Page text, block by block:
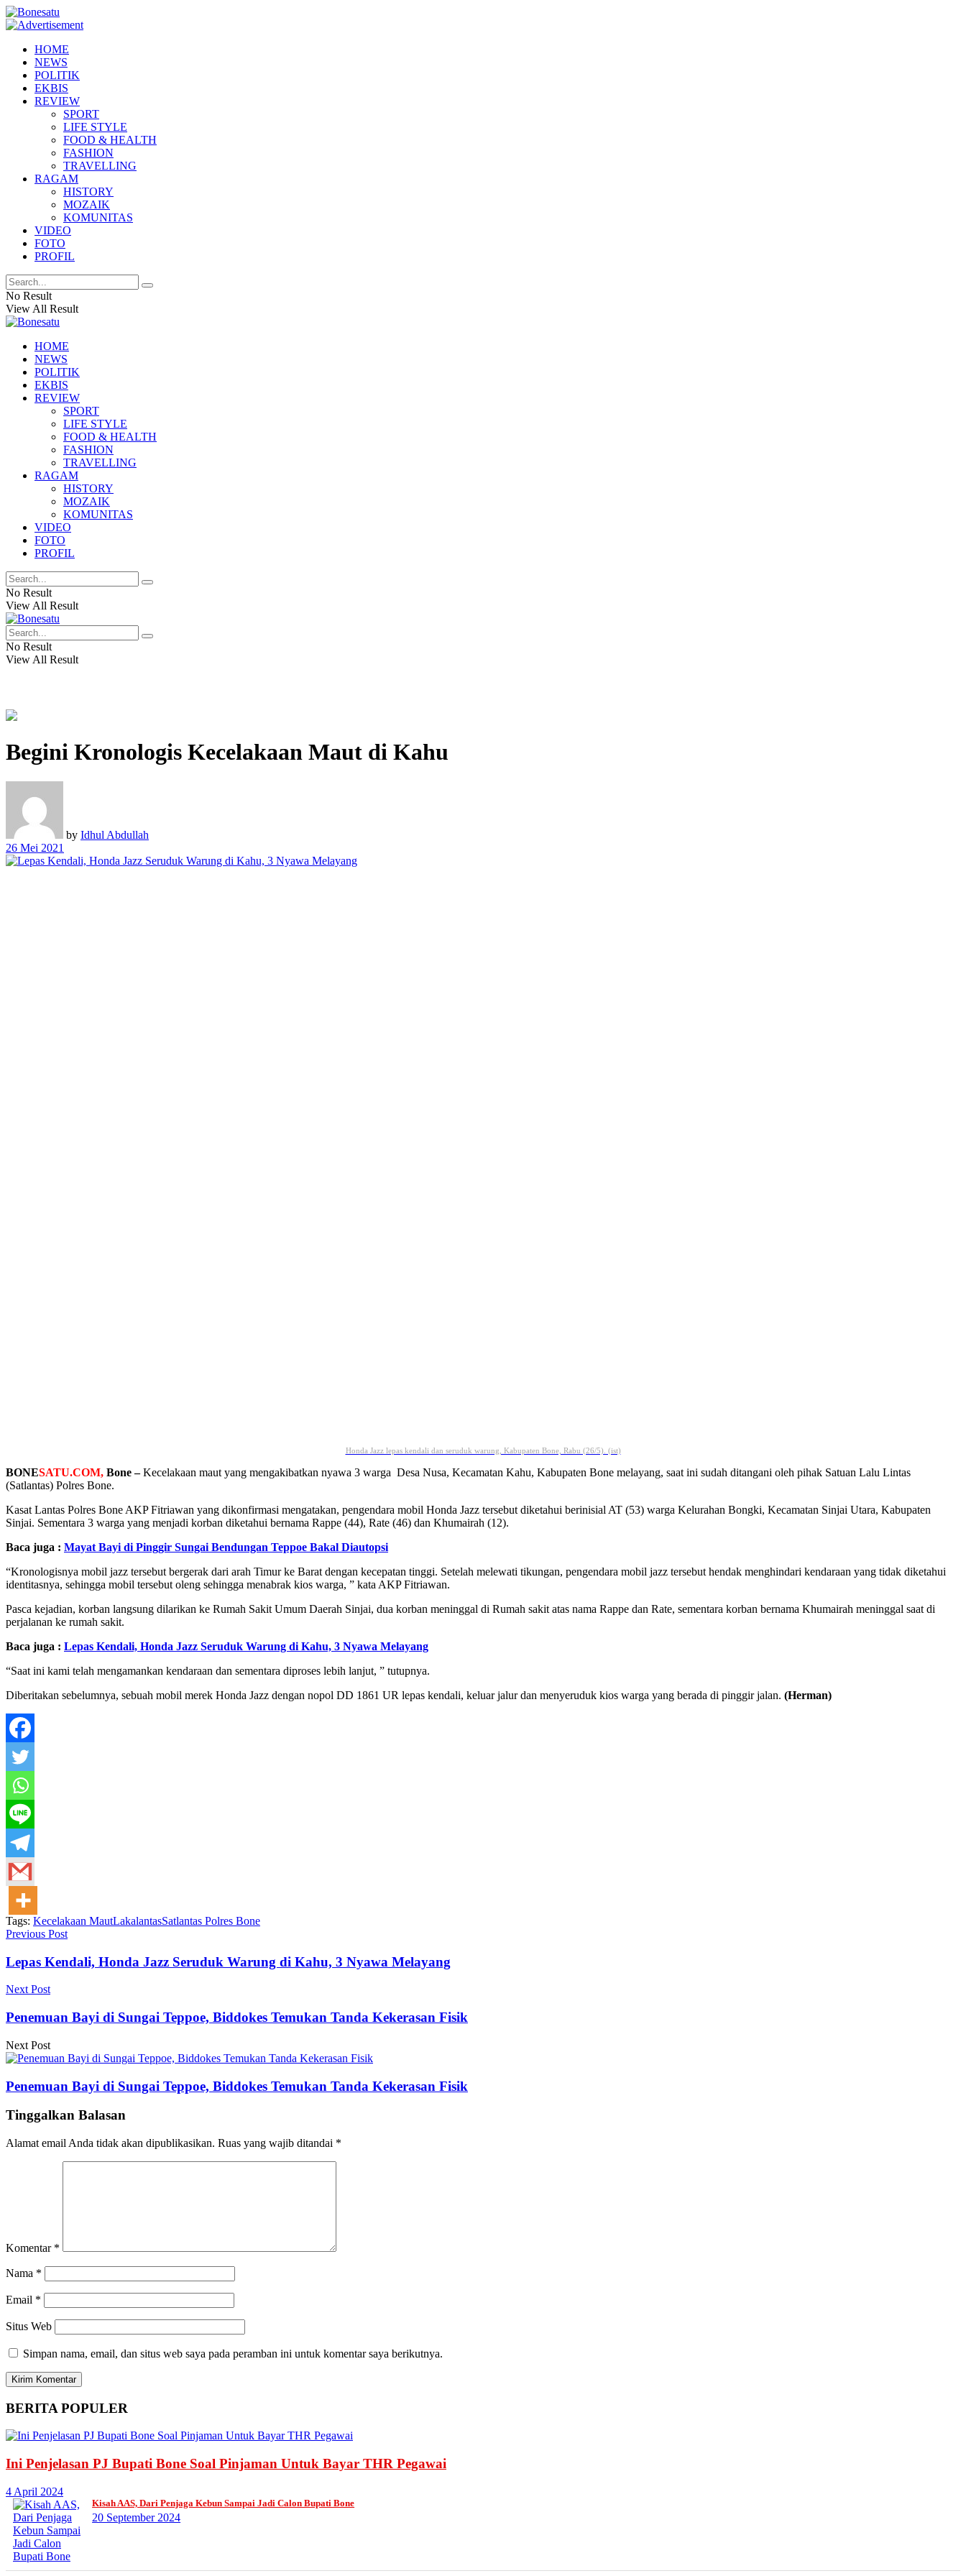
HOME
NEWS
POLITIK
EKBIS
REVIEW
SPORT
LIFE STYLE
FOOD & HEALTH
FASHION
TRAVELLING
RAGAM
HISTORY
MOZAIK
KOMUNITAS
VIDEO
FOTO
PROFIL
No Result
View All Result
HOME
NEWS
POLITIK
EKBIS
REVIEW
SPORT
LIFE STYLE
FOOD & HEALTH
FASHION
TRAVELLING
RAGAM
HISTORY
MOZAIK
KOMUNITAS
VIDEO
FOTO
PROFIL
No Result
View All Result
No Result
View All Result
Begini Kronologis Kecelakaan Maut di Kahu
by Idhul Abdullah
26 Mei 2021
Honda Jazz lepas kendali dan seruduk warung, Kabupaten Bone, Rabu (26/5). (ist)
BONESATU.COM, Bone –Kecelakaan maut yang mengakibatkan nyawa 3 warga Desa Nusa, Kecamatan Kahu, Kabupaten Bone melayang, saat ini sudah ditangani oleh pihak Satuan Lalu Lintas
(Satlantas) Polres Bone.
Kasat Lantas Polres Bone AKP Fitriawan yang dikonfirmasi mengatakan, pengendara mobil Honda Jazz tersebut diketahui berinisial AT (53) warga Kelurahan Bongki, Kecamatan Sinjai Utara, Kabupaten
Sinjai. Sementara 3 warga yang menjadi korban diketahui bernama Rappe (44), Rate (46) dan Khumairah (12).
Baca juga : Mayat Bayi di Pinggir Sungai Bendungan Teppoe Bakal Diautopsi
“Kronologisnya mobil jazz tersebut bergerak dari arah Timur ke Barat dengan kecepatan tinggi. Setelah melewati tikungan, pengendara mobil jazz tersebut hendak menghindari kendaraan yang tidak diketahui
identitasnya, sehingga mobil tersebut oleng sehingga menabrak kios warga, ” kata AKP Fitriawan.
Pasca kejadian, korban langsung dilarikan ke Rumah Sakit Umum Daerah Sinjai, dua korban meninggal di Rumah sakit atas nama Rappe dan Rate, sementara korban bernama Khumairah meninggal saat di
perjalanan ke rumah sakit.
Baca juga : Lepas Kendali, Honda Jazz Seruduk Warung di Kahu, 3 Nyawa Melayang
“Saat ini kami telah mengamankan kendaraan dan sementara diproses lebih lanjut, ” tutupnya.
Diberitakan sebelumnya, sebuah mobil merek Honda Jazz dengan nopol DD 1861 UR lepas kendali, keluar jalur dan menyeruduk kios warga yang berada di pinggir jalan. (Herman)
Tags: Kecelakaan MautLakalantasSatlantas Polres Bone
Previous Post
Lepas Kendali, Honda Jazz Seruduk Warung di Kahu, 3 Nyawa Melayang
Next Post
Penemuan Bayi di Sungai Teppoe, Biddokes Temukan Tanda Kekerasan Fisik
Next Post
Penemuan Bayi di Sungai Teppoe, Biddokes Temukan Tanda Kekerasan Fisik
Tinggalkan Balasan
Alamat email Anda tidak akan dipublikasikan. Ruas yang wajib ditandai *
Komentar *
Nama *
Email *
Situs Web
Simpan nama, email, dan situs web saya pada peramban ini untuk komentar saya berikutnya.
BERITA POPULER
Ini Penjelasan PJ Bupati Bone Soal Pinjaman Untuk Bayar THR Pegawai
4 April 2024
Kisah AAS, Dari Penjaga Kebun Sampai Jadi Calon Bupati Bone
20 September 2024